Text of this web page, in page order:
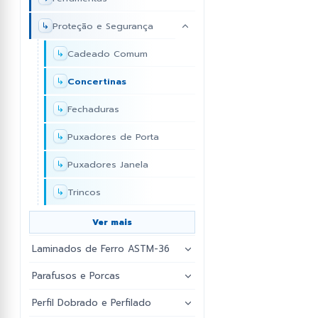
Pontas de Lança
Rolamentos
Roldanas e Rodizíos
Proteção e Segurança
Cadeado Comum
Concertinas
Fechaduras
Puxadores de Porta
Puxadores Janela
Trincos
Ver mais
Laminados de Ferro ASTM-36
Todos
Barra Quadrada
Parafusos e Porcas
Todos
Perfil Dobrado e Perfilado